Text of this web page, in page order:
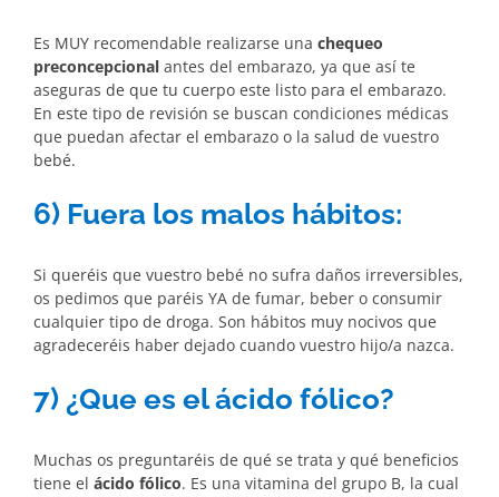
Es MUY recomendable realizarse una chequeo
preconcepcional antes del embarazo, ya que así te
aseguras de que tu cuerpo este listo para el embarazo.
En este tipo de revisión se buscan condiciones médicas
que puedan afectar el embarazo o la salud de vuestro
bebé.
6) Fuera los malos hábitos:
Si queréis que vuestro bebé no sufra daños irreversibles,
os pedimos que paréis YA de fumar, beber o consumir
cualquier tipo de droga. Son hábitos muy nocivos que
agradeceréis haber dejado cuando vuestro hijo/a nazca.
7) ¿Que es el ácido fólico?
Muchas os preguntaréis de qué se trata y qué beneficios
tiene el ácido fólico. Es una vitamina del grupo B, la cual